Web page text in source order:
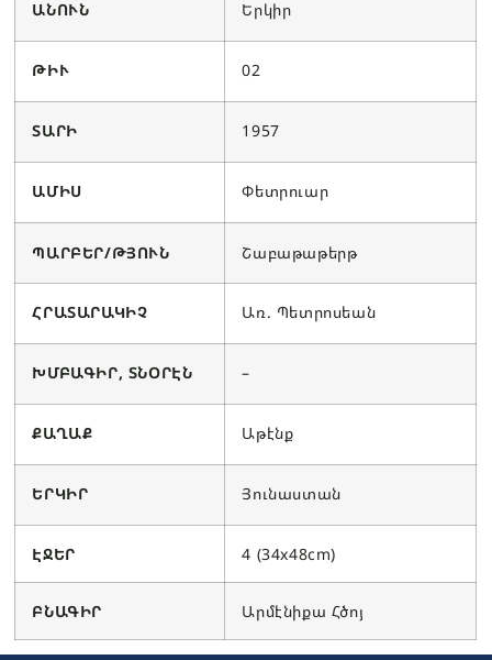
ԱՆՈՒՆ Երկիր
ԹԻՒ 02
ՏԱՐԻ 1957
ԱՄԻՍ Փետրուար
ՊԱՐԲԵՐ/ԹՅՈՒՆ Շաբաթաթերթ
ՀՐԱՏԱՐԱԿԻՉ Առ. Պետրոսեան
ԽՄԲԱԳԻՐ, ՏՆՕՐԷՆ –
ՔԱՂԱՔ Աթէնք
ԵՐԿԻՐ Յունաստան
ԷՋԵՐ 4 (34x48cm)
ԲՆԱԳԻՐ Արմէնիքա Հծոյ